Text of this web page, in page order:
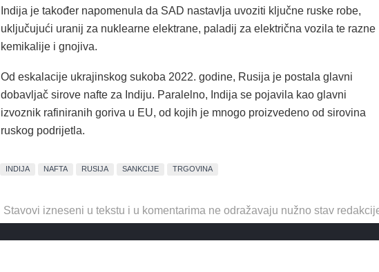
Indija je također napomenula da SAD nastavlja uvoziti ključne ruske robe,
uključujući uranij za nuklearne elektrane, paladij za električna vozila te razne
kemikalije i gnojiva.
Od eskalacije ukrajinskog sukoba 2022. godine, Rusija je postala glavni
dobavljač sirove nafte za Indiju. Paralelno, Indija se pojavila kao glavni
izvoznik rafiniranih goriva u EU, od kojih je mnogo proizvedeno od sirovina
ruskog podrijetla.
INDIJA NAFTA RUSIJA SANKCIJE TRGOVINA
Stavovi izneseni u tekstu i u komentarima ne odražavaju nužno stav